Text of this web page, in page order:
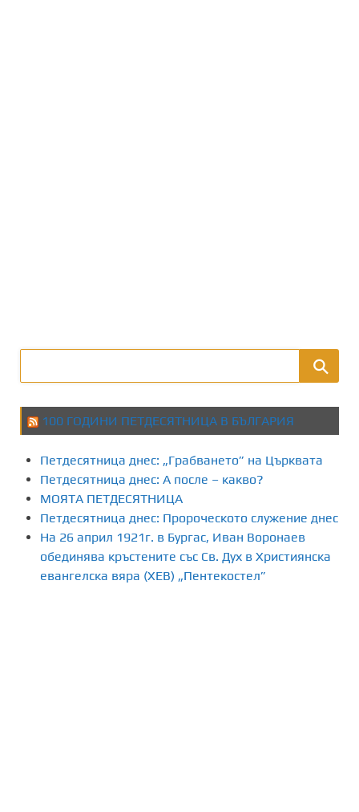
100 ГОДИНИ ПЕТДЕСЯТНИЦА В БЪЛГАРИЯ
Петдесятница днес: „Грабването” на Църквата
Петдесятница днес: А после – какво?
МОЯТА ПЕТДЕСЯТНИЦА
Петдесятница днес: Пророческото служение днес
На 26 април 1921г. в Бургас, Иван Воронаев
обединява кръстените със Св. Дух в Християнска
евангелска вяра (ХЕВ) „Пентекостел”